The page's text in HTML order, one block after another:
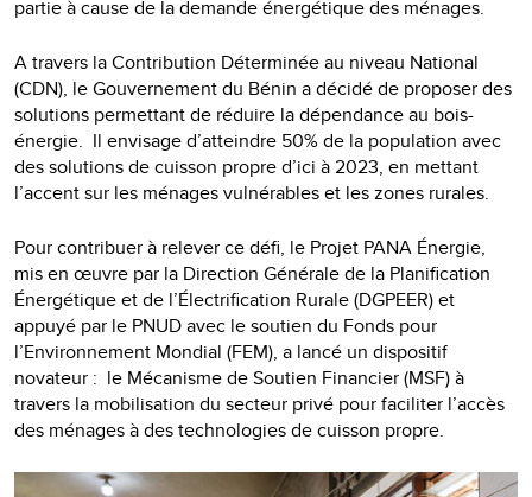
partie à cause de la demande énergétique des ménages.
A travers la Contribution Déterminée au niveau National
(CDN), le Gouvernement du Bénin a décidé de proposer des
solutions permettant de réduire la dépendance au bois-
énergie. Il envisage d’atteindre 50% de la population avec
des solutions de cuisson propre d’ici à 2023, en mettant
l’accent sur les ménages vulnérables et les zones rurales.
Pour contribuer à relever ce défi, le Projet PANA Énergie,
mis en œuvre par la Direction Générale de la Planification
Énergétique et de l’Électrification Rurale (DGPEER) et
appuyé par le PNUD avec le soutien du Fonds pour
l’Environnement Mondial (FEM), a lancé un dispositif
novateur : le Mécanisme de Soutien Financier (MSF) à
travers la mobilisation du secteur privé pour faciliter l’accès
des ménages à des technologies de cuisson propre.